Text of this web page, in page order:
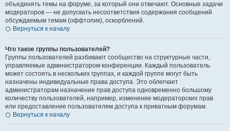
объединять темы на форуме, за который они отвечают. Основные задачи
модераторов — не допускать несоответствия содержания сообщений
обсуждаемым темам (оффтопик), оскорблений.
Вернуться к началу
Что такое группы пользователей?
Группы пользователей разбивают сообщество на структурные части,
управляемые администратором конференции. Каждый пользователь
может состоять в нескольких группах, и каждой группе могут быть
назначены индивидуальные права доступа. Это облегчает
администраторам назначение прав доступа одновременно большому
количеству пользователей, например, изменение модераторских прав
или предоставление пользователям доступа к приватным форумам.
Вернуться к началу